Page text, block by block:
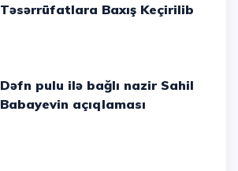
Təsərrüfatlara Baxış Keçirilib
Dəfn pulu ilə bağlı nazir Sahil
Babayevin açıqlaması